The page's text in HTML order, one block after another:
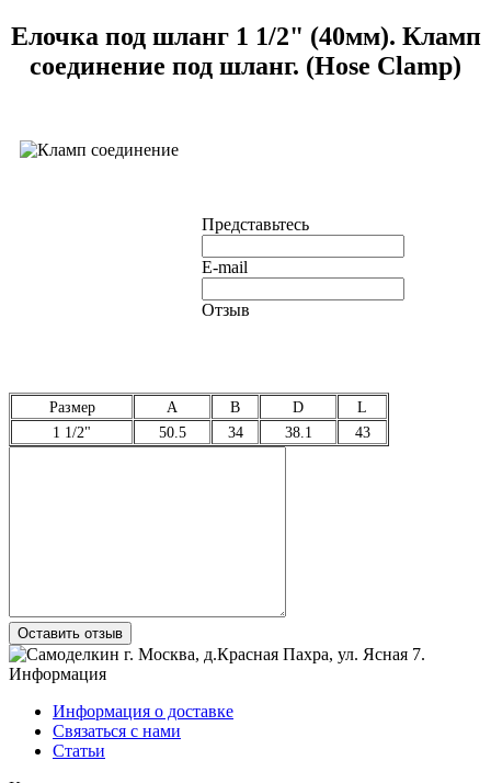
Елочка под шланг 1 1/2" (40мм). Кламп
соединение под шланг. (Hose Clamp)
Размер A B D
L
1 1/2"
50.5 34 38.1 43
Представьтесь
E-mail
Отзыв
Оставить отзыв
г. Москва, д.Красная Пахра, ул. Ясная 7.
Информация
Информация о доставке
Связаться с нами
Статьи